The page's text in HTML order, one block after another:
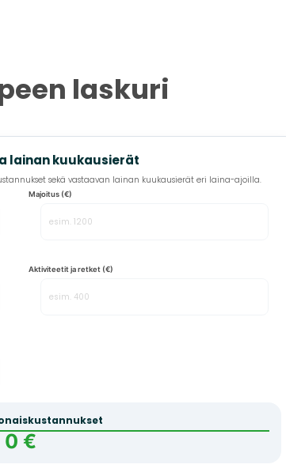
laskuri
lainan kuukausierät
sekä vastaavan lainan kuukausierät eri laina-ajoilla.
Majoitus (€)
Aktiviteetit ja retket (€)
0 €